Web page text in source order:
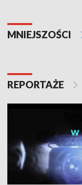
MNIEJSZOŚCI
REPORTAŻE